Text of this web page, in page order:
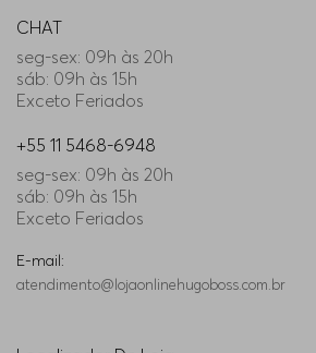
CHAT
seg-sex: 09h às 20h
sáb: 09h às 15h
Exceto Feriados
+55 11 5468-6948
seg-sex: 09h às 20h
sáb: 09h às 15h
Exceto Feriados
E-mail:
atendimento@lojaonlinehugoboss.com.br